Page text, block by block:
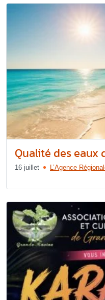
Qualité des eaux
16 juillet L’Agence